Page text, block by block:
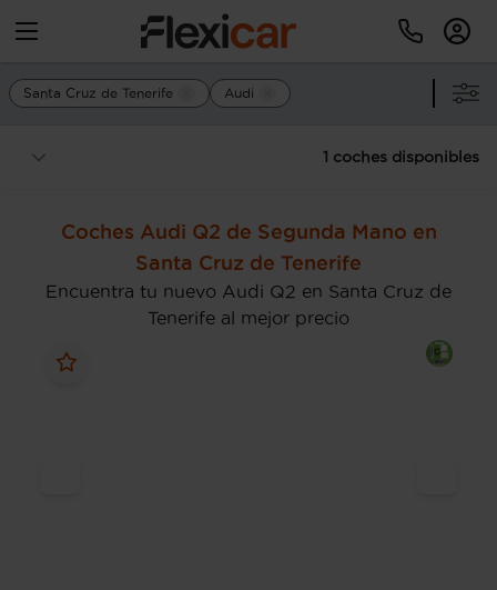
Santa Cruz de Tenerife Audi
1 coches disponibles
Coches Audi Q2 de Segunda Mano en
Santa Cruz de Tenerife
Encuentra tu nuevo Audi Q2 en Santa Cruz de
Tenerife al mejor precio